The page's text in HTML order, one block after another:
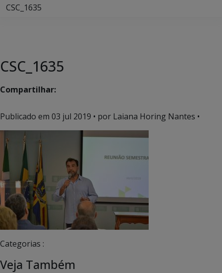
CSC_1635
CSC_1635
Compartilhar:
Publicado em 03 jul 2019 • por Laiana Horing Nantes •
Categorias :
Veja Também